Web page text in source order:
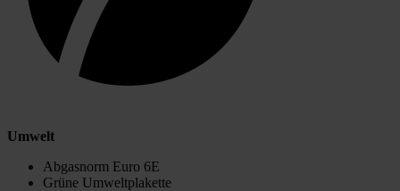
Umwelt
Abgasnorm Euro 6E
Grüne Umweltplakette